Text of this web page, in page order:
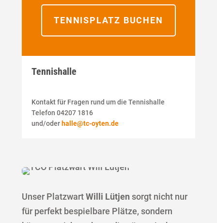
TENNISPLATZ BUCHEN
Tennishalle
Kontakt für Fragen rund um die Tennishalle
Telefon 04207 1816
und/oder halle@tc-oyten.de
Unser PlatzwartWilli Lütjen sorgt nicht nur
für perfekt bespielbare Plätze, sondern